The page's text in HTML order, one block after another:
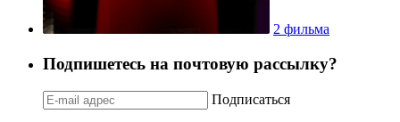
2 фильма
Подпишетесь на почтовую рассылку?
Подписаться